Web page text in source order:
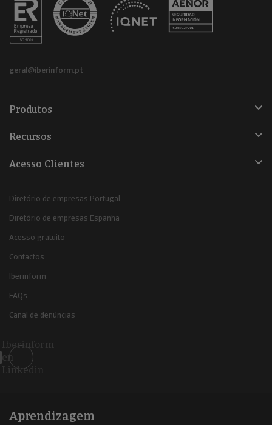
geral@iberinform.pt
Produtos
Recursos
Acesso Clientes
Diretório de empresas Portugal
Diretório de empresas Espanha
Acesso gratuito
Contactos
Iberinform
FAQs
Canal de denúncias
Iberinform
en
Linkedin
Aprendizagem